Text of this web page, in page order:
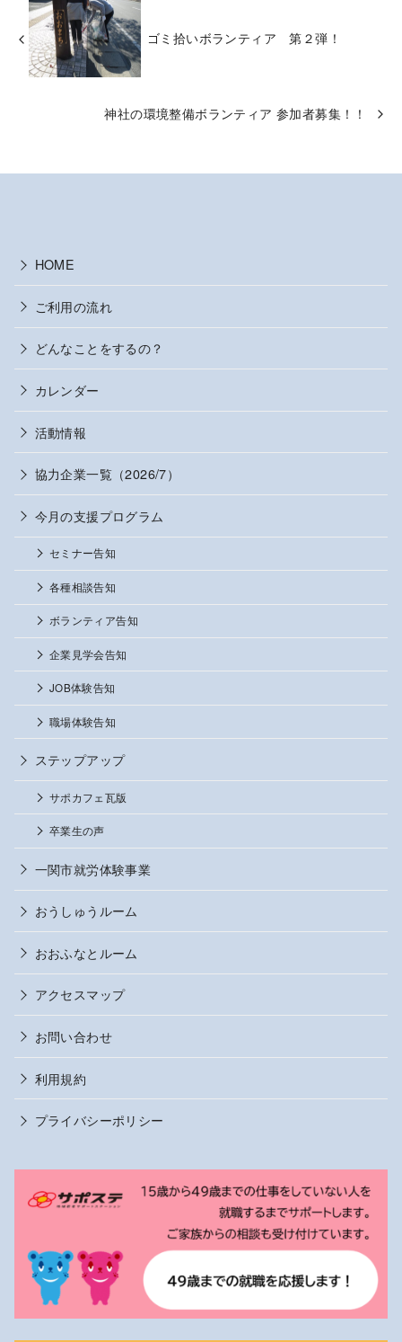
ゴミ拾いボランティア 第２弾！
神社の環境整備ボランティア 参加者募集！！
HOME
ご利用の流れ
どんなことをするの？
カレンダー
活動情報
協力企業一覧（2026/7）
今月の支援プログラム
セミナー告知
各種相談告知
ボランティア告知
企業見学会告知
JOB体験告知
職場体験告知
ステップアップ
サポカフェ瓦版
卒業生の声
一関市就労体験事業
おうしゅうルーム
おおふなとルーム
アクセスマップ
お問い合わせ
利用規約
プライバシーポリシー